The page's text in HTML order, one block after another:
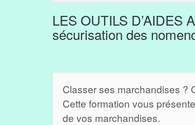
LES OUTILS D’AIDES
sécurisation des
Classer ses marchandises ?
Cette formation vous
de vos marchandises.